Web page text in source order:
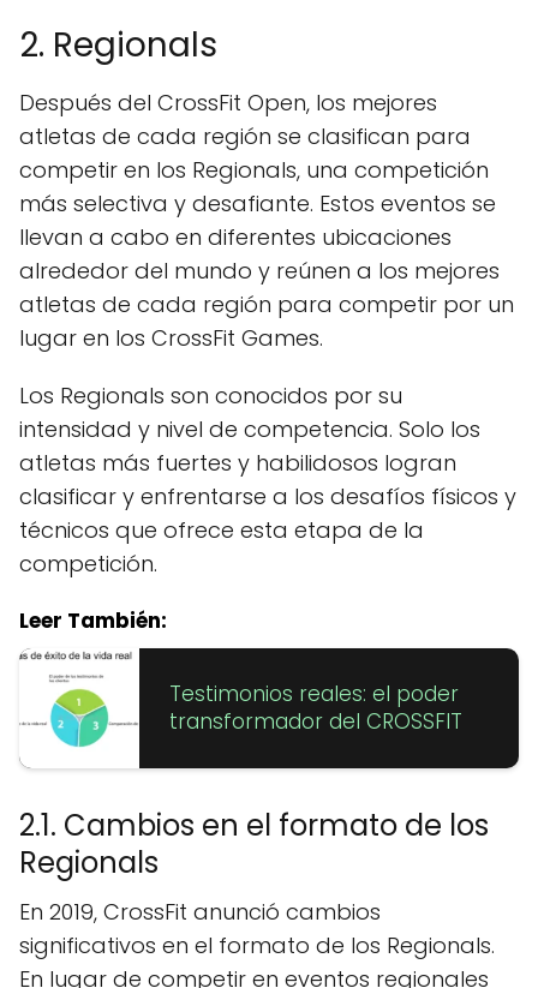
2. Regionals
Después del CrossFit Open, los mejores
atletas de cada región se clasifican para
competir en los Regionals, una competición
más selectiva y desafiante. Estos eventos se
llevan a cabo en diferentes ubicaciones
alrededor del mundo y reúnen a los mejores
atletas de cada región para competir por un
lugar en los CrossFit Games.
Los Regionals son conocidos por su
intensidad y nivel de competencia. Solo los
atletas más fuertes y habilidosos logran
clasificar y enfrentarse a los desafíos físicos y
técnicos que ofrece esta etapa de la
competición.
Leer También:
Testimonios reales: el poder
transformador del CROSSFIT
2.1. Cambios en el formato de los
Regionals
En 2019, CrossFit anunció cambios
significativos en el formato de los Regionals.
En lugar de competir en eventos regionales